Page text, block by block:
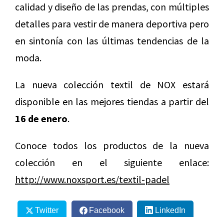
calidad y diseño de las prendas, con múltiples
detalles para vestir de manera deportiva pero
en sintonía con las últimas tendencias de la
moda.
La nueva colección textil de NOX estará
disponible en las mejores tiendas a partir del
16 de enero.
Conoce todos los productos de la nueva
colección en el siguiente enlace:
http://www.noxsport.es/textil-padel
Twitter Facebook LinkedIn